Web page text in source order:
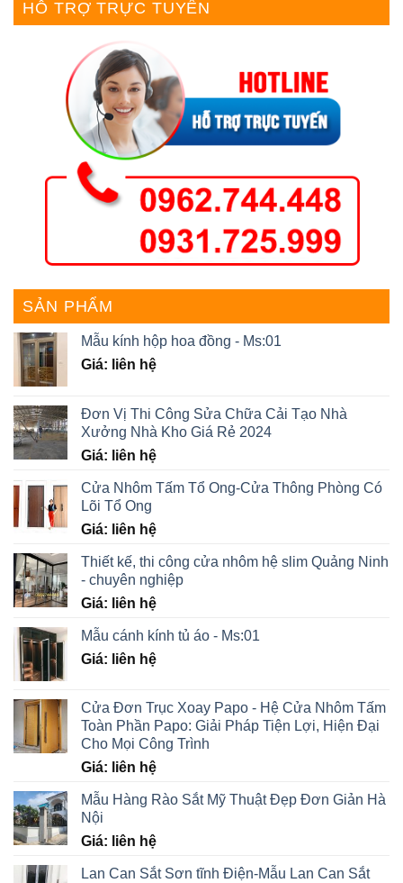
HỖ TRỢ TRỰC TUYẾN
SẢN PHẨM
Mẫu kính hộp hoa đồng - Ms:01
Giá: liên hệ
Đơn Vị Thi Công Sửa Chữa Cải Tạo Nhà
Xưởng Nhà Kho Giá Rẻ 2024
Giá: liên hệ
Cửa Nhôm Tấm Tổ Ong-Cửa Thông Phòng Có
Lõi Tổ Ong
Giá: liên hệ
Thiết kế, thi công cửa nhôm hệ slim Quảng Ninh
- chuyên nghiệp
Giá: liên hệ
Mẫu cánh kính tủ áo - Ms:01
Giá: liên hệ
Cửa Đơn Trục Xoay Papo - Hệ Cửa Nhôm Tấm
Toàn Phần Papo: Giải Pháp Tiện Lợi, Hiện Đại
Cho Mọi Công Trình
Giá: liên hệ
Mẫu Hàng Rào Sắt Mỹ Thuật Đẹp Đơn Giản Hà
Nội
Giá: liên hệ
Lan Can Sắt Sơn tĩnh Điện-Mẫu Lan Can Sắt